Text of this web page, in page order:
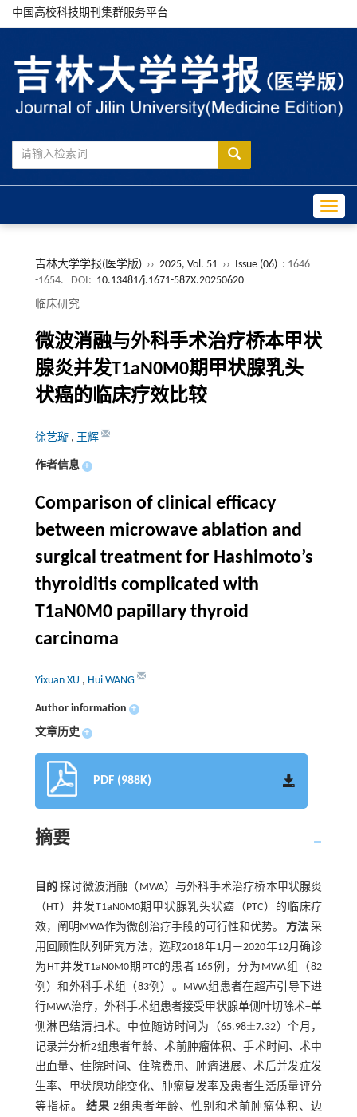
中国高校科技期刊集群服务平台
吉林大学学报(医学版) ›› 2025, Vol. 51 ›› Issue (06) : 1646
-1654.
DOI: 10.13481/j.1671-587X.20250620
临床研究
微波消融与外科手术治疗桥本甲状
腺炎并发T1aN0M0期甲状腺乳头
状癌的临床疗效比较
徐艺璇 , 王辉
作者信息 +
Comparison of clinical efficacy
between microwave ablation and
surgical treatment for Hashimoto’s
thyroiditis complicated with
T1aN0M0 papillary thyroid
carcinoma
Yixuan XU , Hui WANG
Author information +
文章历史 +
PDF (988K)
摘要
目的 探讨微波消融（MWA）与外科手术治疗桥本甲状腺炎
（HT）并发T1aN0M0期甲状腺乳头状癌（PTC）的临床疗
效，阐明MWA作为微创治疗手段的可行性和优势。方法 采
用回顾性队列研究方法，选取2018年1月—2020年12月确诊
为HT并发T1aN0M0期PTC的患者165例，分为MWA组（82
例）和外科手术组（83例）。MWA组患者在超声引导下进
行MWA治疗，外科手术组患者接受甲状腺单侧叶切除术+单
侧淋巴结清扫术。中位随访时间为（65.98±
± 7.32）个月，
记录并分析2组患者年龄、术前肿瘤体积、手术时间、术中
出血量、住院时间、住院费用、肿瘤进展、术后并发症发
生率、甲状腺功能变化、肿瘤复发率及患者生活质量评分
等指标。 结果 2组患者年龄、性别和术前肿瘤体积、边